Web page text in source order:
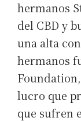
hermanos
del CBD y
una alta
hermanos
lucro que
que sufren